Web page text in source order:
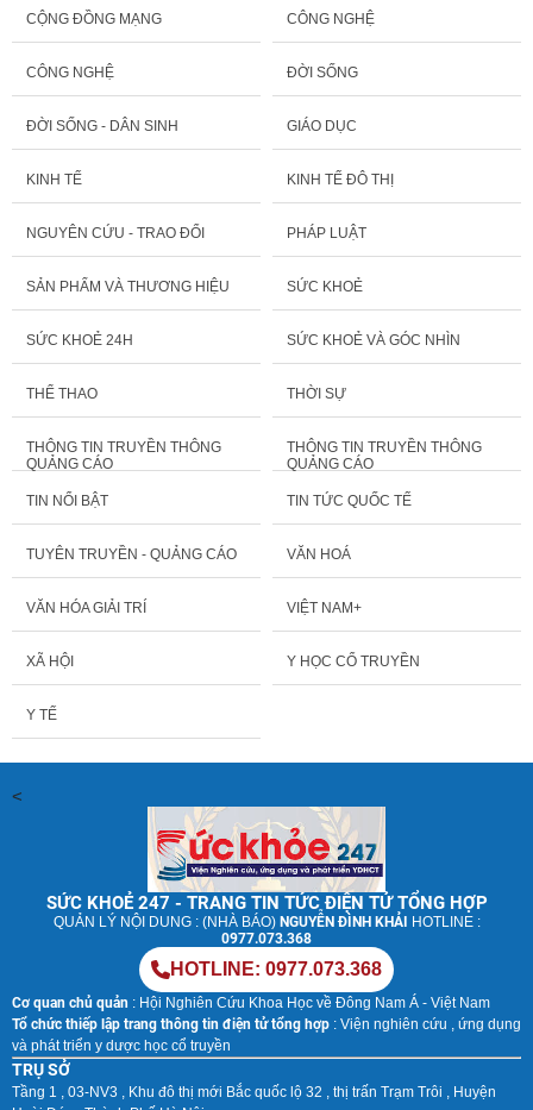
CỘNG ĐỒNG MẠNG CÔNG NGHỆ
CÔNG NGHỆ ĐỜI SỐNG
ĐỜI SỐNG - DÂN SINH GIÁO DỤC
KINH TẾ KINH TẾ ĐÔ THỊ
NGUYÊN CỨU - TRAO ĐỔI PHÁP LUẬT
SẢN PHẨM VÀ THƯƠNG HIỆU SỨC KHOẺ
SỨC KHOẺ 24H SỨC KHOẺ VÀ GÓC NHÌN
THỂ THAO THỜI SỰ
THÔNG TIN TRUYỀN THÔNG
QUẢNG CÁO
THÔNG TIN TRUYỀN THÔNG
QUẢNG CÁO
TIN NỔI BẬT TIN TỨC QUỐC TẾ
TUYÊN TRUYỀN - QUẢNG CÁO VĂN HOÁ
VĂN HÓA GIẢI TRÍ VIỆT NAM+
XÃ HỘI Y HỌC CỔ TRUYỀN
Y TẾ
<
SỨC KHOẺ 247 - TRANG TIN TỨC ĐIỆN TỬ TỔNG HỢP
QUẢN LÝ NỘI DUNG : (NHÀ BÁO) NGUYỄN ĐÌNH KHẢI
HOTLINE :
0977.073.368
HOTLINE: 0977.073.368
Cơ quan chủ quản : Hội Nghiên Cứu Khoa Học về Đông Nam Á - Việt Nam
Tổ chức thiếp lập trang thông tin điện tử tổng hợp : Viện nghiên cứu , ứng dụng
và phát triển y dược học cổ truyền
TRỤ SỞ
Tầng 1 , 03-NV3 , Khu đô thị mới Bắc quốc lộ 32 , thị trấn Trạm Trôi , Huyện